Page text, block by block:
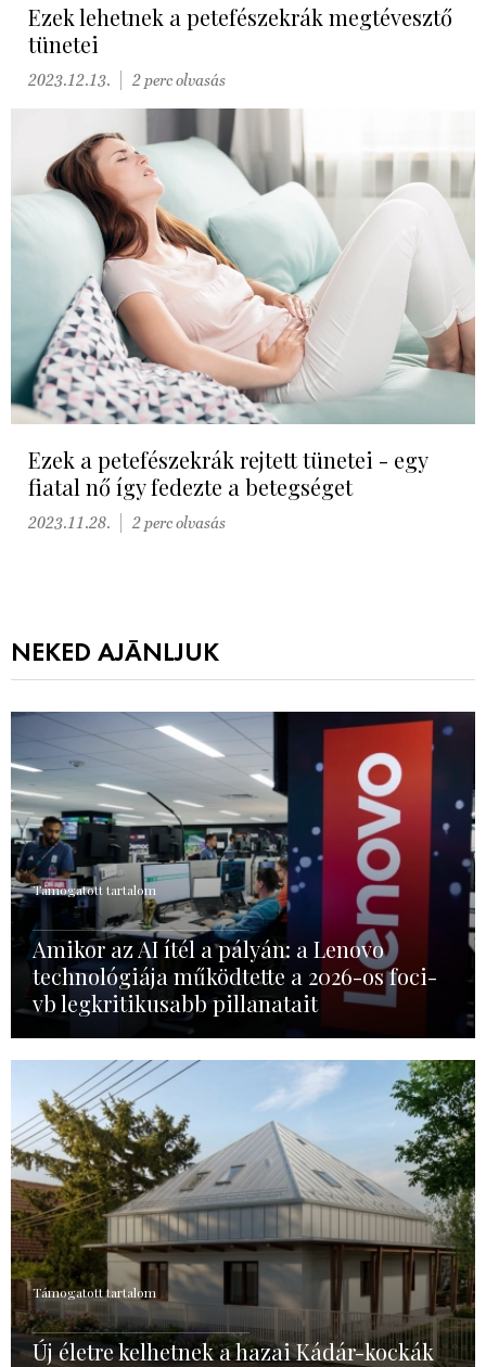
Ezek lehetnek a petefészekrák megtévesztő
tünetei
2023.12.13. 2 perc olvasás
Ezek a petefészekrák rejtett tünetei - egy
fiatal nő így fedezte a betegséget
2023.11.28. 2 perc olvasás
NEKED AJÁNLJUK
Támogatott tartalom
Amikor az AI ítél a pályán: a Lenovo
technológiája működtette a 2026-os foci-
vb legkritikusabb pillanatait
Támogatott tartalom
Új életre kelhetnek a hazai Kádár-kockák